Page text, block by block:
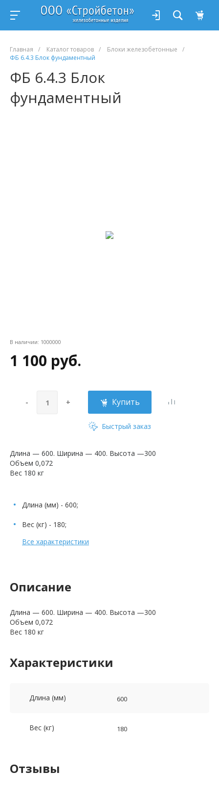
Главная / Каталог товаров / Блоки железобетонные
/
ФБ 6.4.3 Блок фундаментный
ФБ 6.4.3 Блок
фундаментный
В наличии: 1000000
1 100 руб.
- + Купить
Быстрый заказ
Длина — 600. Ширина — 400. Высота —300
Объем 0,072
Вес 180 кг
Длина (мм) - 600;
Вес (кг) - 180;
Все характеристики
Описание
Длина — 600. Ширина — 400. Высота —300
Объем 0,072
Вес 180 кг
Характеристики
Длина (мм) 600
Вес (кг) 180
Отзывы